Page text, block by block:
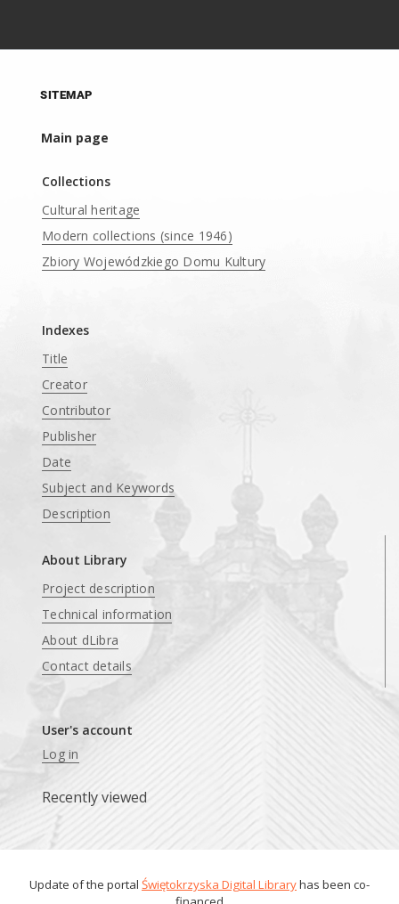
SITEMAP
Main page
Collections
Cultural heritage
Modern collections (since 1946)
Zbiory Wojewódzkiego Domu Kultury
Indexes
Title
Creator
Contributor
Publisher
Date
Subject and Keywords
Description
About Library
Project description
Technical information
About dLibra
Contact details
User's account
Log in
Recently viewed
Update of the portal Świętokrzyska Digital Libraryhas been co-